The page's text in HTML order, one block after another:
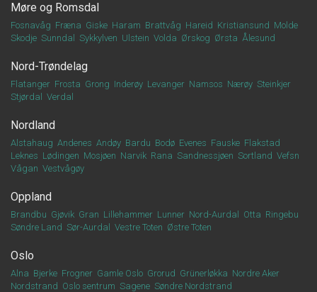
Møre og Romsdal
Fosnavåg Fræna Giske Haram Brattvåg Hareid Kristiansund Molde
Skodje Sunndal Sykkylven Ulstein Volda Ørskog Ørsta Ålesund
Nord-Trøndelag
Flatanger Frosta Grong Inderøy Levanger Namsos Nærøy Steinkjer
Stjørdal
Verdal
Nordland
Alstahaug Andenes Andøy Bardu Bodø Evenes Fauske Flakstad
Leknes Lødingen Mosjøen Narvik Rana Sandnessjøen Sortland Vefsn
Vågan Vestvågøy
Oppland
Brandbu Gjøvik Gran Lillehammer Lunner Nord-Aurdal Otta Ringebu
Søndre Land Sør-Aurdal Vestre Toten Østre Toten
Oslo
Alna Bjerke Frogner Gamle Oslo Grorud Grünerløkka Nordre Aker
Nordstrand Oslo sentrum Sagene Søndre Nordstrand